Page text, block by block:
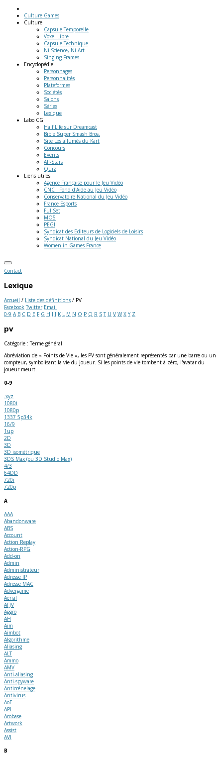
Culture Games
Culture
Capsule Temporelle
Voxel Libre
Capsule Technique
Ni Science, Ni Art
Singing Frames
Encyclopédie
Personnages
Personnalités
Plateformes
Sociétés
Salons
Séries
Lexique
Labo CG
Half Life sur Dreamcast
Bible Super Smash Bros.
Site Les allumés du Kart
Concours
Events
All-Stars
Quiz
Liens utiles
Agence Française pour le Jeu Vidéo
CNC : Fond d'Aide au Jeu Vidéo
Conservatoire National du Jeu Vidéo
France Esports
FullSet
MO5
PEGI
Syndicat des Editeurs de Logiciels de Loisirs
Syndicat National du Jeu Vidéo
Women in Games France
Contact
Lexique
Accueil / Liste des définitions / PV
Facebook Twitter Email
0-9 A B C D E F G H I J K L M N O P Q R S T U V W X Y Z
pv
Catégorie : Terme général
Abréviation de « Points de Vie », les PV sont généralement représentés par une barre ou un
compteur, symbolisant la vie du joueur. Si les points de vie tombent à zéro, l'avatar du
joueur meurt.
0-9
.xyz
1080i
1080p
1337 5p34k
16/9
1up
2D
3D
3D isométrique
3DS Max (ou 3D Studio Max)
4/3
64DD
720i
720p
A
AAA
Abandonware
ABS
Account
Action Replay
Action-RPG
Add-on
Admin
Administrateur
Adresse IP
Adresse MAC
Advergame
Aerial
AFJV
Aggro
AH
Aim
Aimbot
Algorithme
Aliasing
ALT
Ammo
AMV
Anti-aliasing
Anti-spyware
Anticrénelage
Antivirus
AoE
API
Arobase
Artwork
Assist
AVI
B